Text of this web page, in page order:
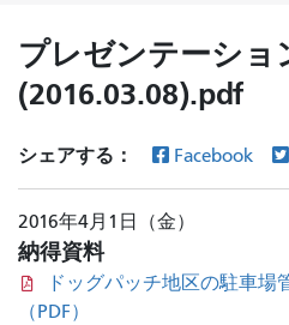
プレゼンテーショ
(2016.03.08).pdf
シェアする： Facebook
2016年4月1日（金）
納得資料
ドッグパッチ地区の駐車場
（PDF）